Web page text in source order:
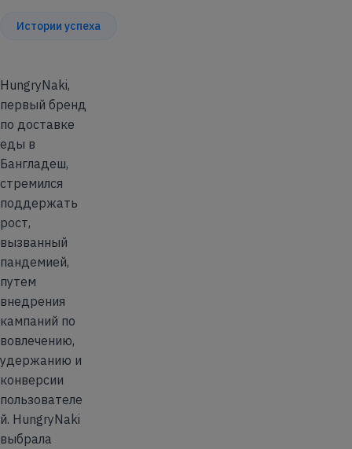
Истории успеха
HungryNaki,
первый бренд
по доставке
еды в
Бангладеш,
стремился
поддержать
рост,
вызванный
пандемией,
путем
внедрения
кампаний по
вовлечению,
удержанию и
конверсии
пользователе
й. HungryNaki
выбрала